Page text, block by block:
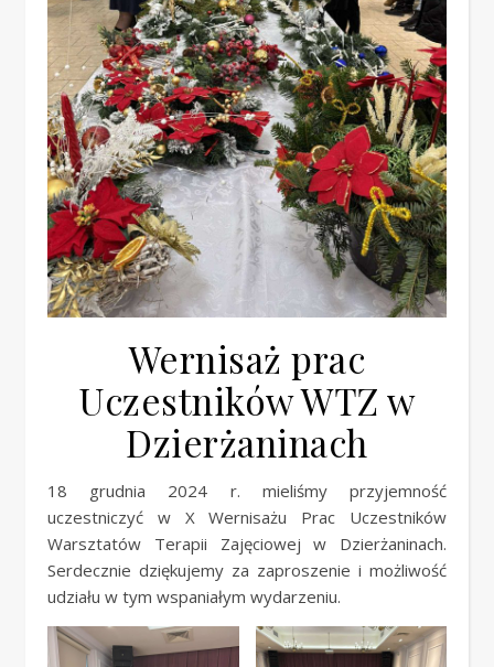
Wernisaż prac
Uczestników WTZ w
Dzierżaninach
18 grudnia 2024 r. mieliśmy przyjemność
uczestniczyć w X Wernisażu Prac Uczestników
Warsztatów Terapii Zajęciowej w Dzierżaninach.
Serdecznie dziękujemy za zaproszenie i możliwość
udziału w tym wspaniałym wydarzeniu.